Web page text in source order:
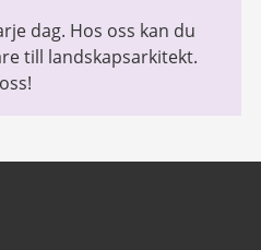
dag. Hos oss kan du
till landskapsarkitekt.